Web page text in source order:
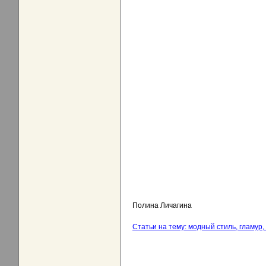
Полина Личагина
Статьи на тему: модный стиль, гламур,